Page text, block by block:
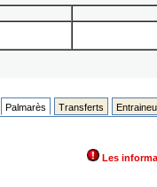
Palmarès Transferts
Les